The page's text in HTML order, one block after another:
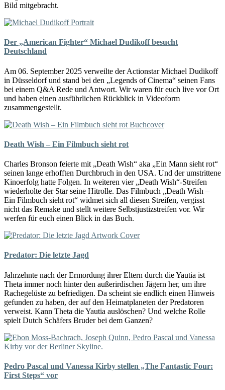
Bild mitgebracht.
Der „American Fighter“ Michael Dudikoff besucht
Deutschland
Am 06. September 2025 verweilte der Actionstar Michael Dudikoff
in Düsseldorf und stand bei den „Legends of Cinema“ seinen Fans
bei einem Q&A Rede und Antwort. Wir waren für euch live vor Ort
und haben einen ausführlichen Rückblick in Videoform
zusammengestellt.
Death Wish – Ein Filmbuch sieht rot
Charles Bronson feierte mit „Death Wish“ aka „Ein Mann sieht rot“
seinen lange erhofften Durchbruch in den USA. Und der umstrittene
Kinoerfolg hatte Folgen. In weiteren vier „Death Wish“-Streifen
wiederholte der Star seine Hitrolle. Das Filmbuch „Death Wish –
Ein Filmbuch sieht rot“ widmet sich all diesen Streifen, vergisst
nicht das Remake und stellt weitere Selbstjustizstreifen vor. Wir
werfen für euch einen Blick in das Buch.
Predator: Die letzte Jagd
Jahrzehnte nach der Ermordung ihrer Eltern durch die Yautia ist
Theta immer noch hinter den außerirdischen Jägern her, um ihre
Rachegelüste zu befriedigen. Da scheint sie endlich einen Hinweis
gefunden zu haben, der auf den Heimatplaneten der Predatoren
verweist. Kann Theta die Yautia auslöschen? Und welche Rolle
spielt Dutch Schäfers Bruder bei dem Ganzen?
Pedro Pascal und Vanessa Kirby stellen „The Fantastic Four:
First Steps“ vor